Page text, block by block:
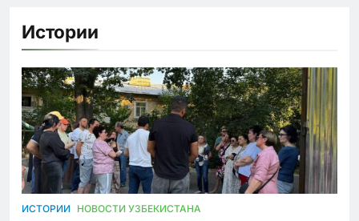
Истории
ИСТОРИИ НОВОСТИ УЗБЕКИСТАНА